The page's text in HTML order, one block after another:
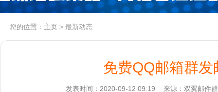
您的位置： 主页 > 最新动态
免费QQ邮箱群发
发表时间：2020-09-12 09:19 来源：双翼邮件